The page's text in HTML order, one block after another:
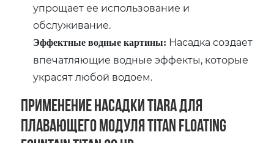
упрощает ее использование и
обслуживание.
Эффектные водные картины: Насадка создает
впечатляющие водные эффекты, которые
украсят любой водоем.
Применение насадки Tiara для
плавающего модуля Titan Floating